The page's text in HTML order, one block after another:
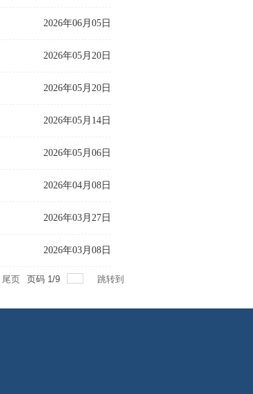
2026年06月05日
2026年05月20日
2026年05月20日
2026年05月14日
2026年05月06日
2026年04月08日
2026年03月27日
2026年03月08日
尾页 页码 1/9 跳转到